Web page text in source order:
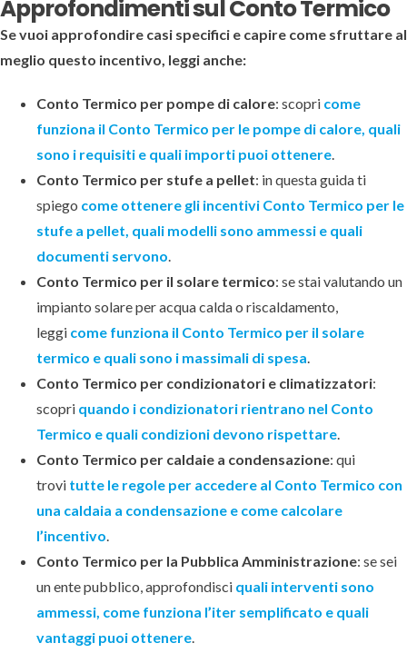
Approfondimenti sul Conto Termico
Se vuoi approfondire casi specifici e capire come sfruttare al
meglio questo incentivo, leggi anche:
Conto Termico per pompe di calore: scopri come
funziona il Conto Termico per le pompe di calore, quali
sono i requisiti e quali importi puoi ottenere.
Conto Termico per stufe a pellet: in questa guida ti
spiego come ottenere gli incentivi Conto Termico per le
stufe a pellet, quali modelli sono ammessi e quali
documenti servono.
Conto Termico per il solare termico: se stai valutando un
impianto solare per acqua calda o riscaldamento,
leggi come funziona il Conto Termico per il solare
termico e quali sono i massimali di spesa.
Conto Termico per condizionatori e climatizzatori:
scopri quando i condizionatori rientrano nel Conto
Termico e quali condizioni devono rispettare.
Conto Termico per caldaie a condensazione: qui
trovi tutte le regole per accedere al Conto Termico con
una caldaia a condensazione e come calcolare
l’incentivo.
Conto Termico per la Pubblica Amministrazione: se sei
un ente pubblico, approfondisci quali interventi sono
ammessi, come funziona l’iter semplificato e quali
vantaggi puoi ottenere.